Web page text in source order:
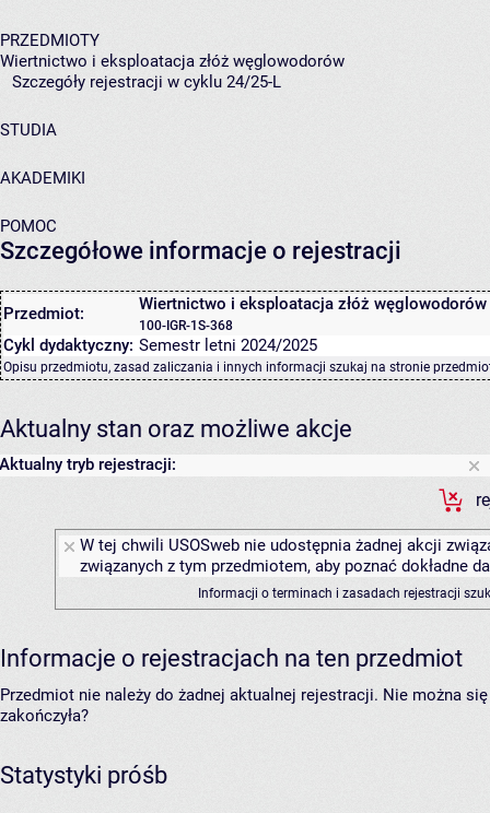
PRZEDMIOTY
Wiertnictwo i eksploatacja złóż węglowodorów
Szczegóły rejestracji w cyklu 24/25-L
STUDIA
AKADEMIKI
POMOC
Szczegółowe informacje o rejestracji
Przedmiot: Wiertnictwo i eksploatacja złóż węglowodorów
100-IGR-1S-368
Cykl dydaktyczny: Semestr letni 2024/2025
Opisu przedmiotu, zasad zaliczania i innych informacji szukaj na stronie
Aktualny stan oraz możliwe akcje
Aktualny tryb rejestracji:
W tej chwili USOSweb nie udostępnia żadnej akcji
związanych z tym przedmiotem, aby poznać dokładne
Informacji o terminach i zasadach rejestracji
Informacje o rejestracjach na ten przedmiot
Przedmiot nie należy do żadnej aktualnej rejestracji. Nie można
zakończyła?
Statystyki próśb